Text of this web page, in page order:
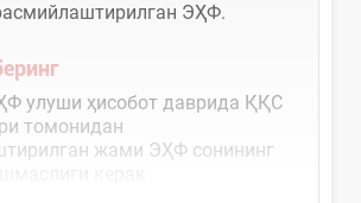
ЭҲФ.
улуши ҳисобот даврида ҚҚС
томонидан
жами ЭҲФ сонининг